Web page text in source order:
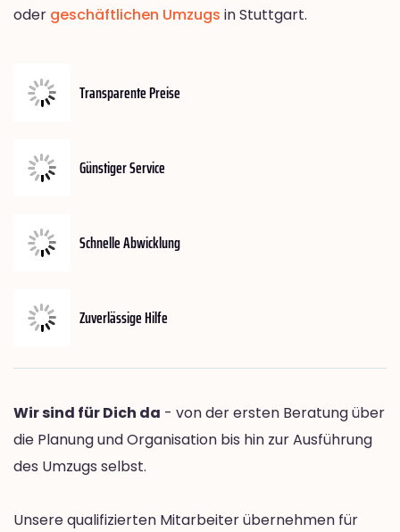
oder geschäftlichen Umzugs in Stuttgart.
Transparente Preise
Günstiger Service
Schnelle Abwicklung
Zuverlässige Hilfe
Wir sind für Dich da - von der ersten Beratung über
die Planung und Organisation bis hin zur Ausführung
des Umzugs selbst.
Unsere qualifizierten Mitarbeiter übernehmen für